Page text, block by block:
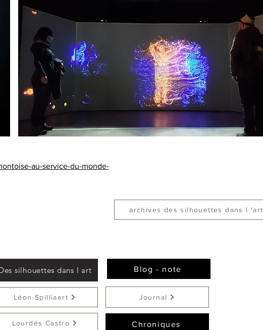
au-service-du-monde-
archives des silhouettes dans l 'art
silhouettes dans l art
Léon Spilliaert
Lourdés Castro
Blog - note
Journal
Chroniques